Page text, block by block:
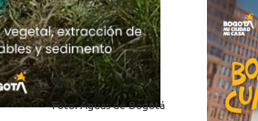
Foto: Aguas de Bogotá